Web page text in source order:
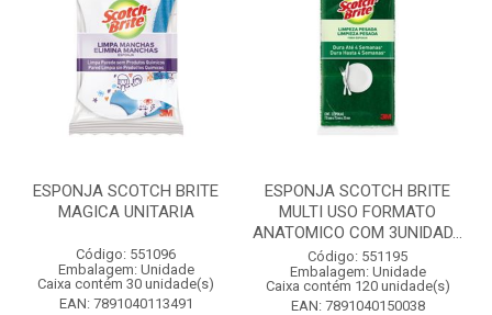
ESPONJA SCOTCH BRITE
MAGICA UNITARIA
Código: 551096
Embalagem: Unidade
Caixa contém 30 unidade(s)
EAN: 7891040113491
ESPONJA SCOTCH BRITE
MULTI USO FORMATO
ANATOMICO COM 3UNIDAD...
Código: 551195
Embalagem: Unidade
Caixa contém 120 unidade(s)
EAN: 7891040150038